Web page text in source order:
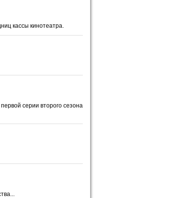
кассы кинотеатра.
серии второго сезона